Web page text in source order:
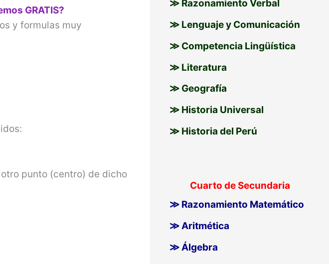
GRATIS?
y formulas muy
punto (centro) de dicho
≫ Razonamiento Verbal
≫ Lenguaje y Comunicación
≫ Competencia Lingüística
≫ Literatura
≫ Geografía
≫ Historia Universal
≫ Historia del Perú
Cuarto de Secundaria
≫ Razonamiento Matemático
≫ Aritmética
≫ Álgebra